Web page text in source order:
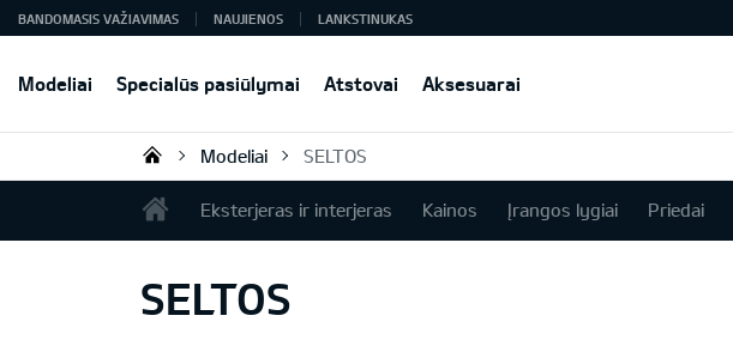
Modeliai Specialūs pasiūlymai Atstovai Aksesuarai
BANDOMASIS VAŽIAVIMAS NAUJIENOS LANKSTINUKAS
KIA AUTO AS
Modeliai SELTOS
Eksterjeras ir interjeras Kainos Įrangos lygiai Priedai
SELTOS